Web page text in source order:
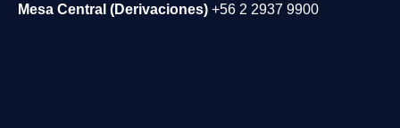
Mesa Central (Derivaciones) +56 2 2937 9900